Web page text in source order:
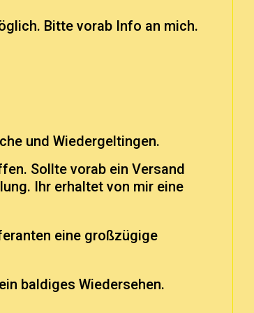
Bitte vorab Info an mich.
und Wiedergeltingen.
Sollte vorab ein Versand
Ihr erhaltet von mir eine
eine großzügige
baldiges Wiedersehen.